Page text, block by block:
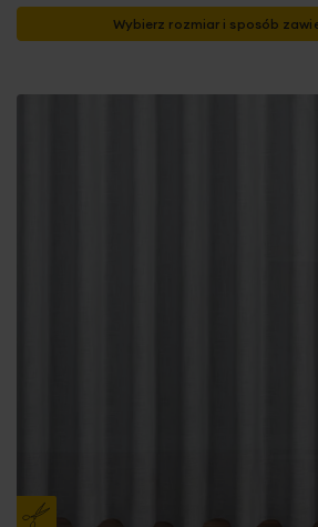
Wybierz rozmiar i sposób